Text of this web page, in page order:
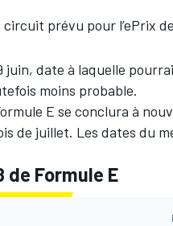
circuit prévu pour l’ePrix
juin, date à laquelle
moins probable.
E se conclura à
de juillet. Les dates du
de Formule E